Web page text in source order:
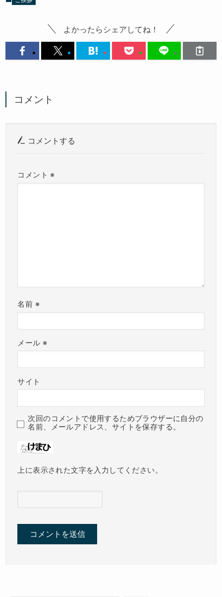
よかったらシェアしてね！
コメント
コメントする
コメント ※
名前 ※
メール ※
サイト
次回のコメントで使用するためブラウザーに自分の
名前、メールアドレス、サイトを保存する。
上に表示された文字を入力してください。